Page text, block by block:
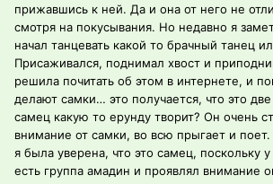
прижавшись к ней. Да и она от него не
смотря на покусывания. Но недавно я
начал танцевать какой то брачный танец
Присаживался, поднимал хвост и
решила почитать об этом в интернете, и
делают самки… это получается, что это
самец какую то ерунду творит? Он очень
внимание от самки, во всю прыгает и поет.
я была уверена, что это самец, поскольку
есть группа амадин и проявлял внимание